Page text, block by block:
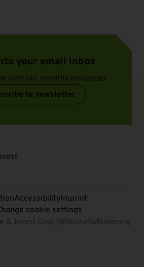
your email inbox
with our monthly newsletter
to newsletter
AccessibilityImprint
cookie settings
& Invest Corp. (Wirtschaftsförderung